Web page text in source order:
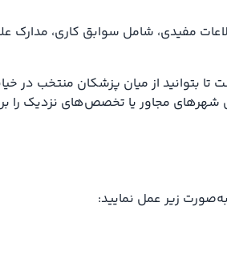
مفیدی، شامل سوابق کاری، مدارک
بتوانید از میان پزشکان منتخب در
شهرهای مجاور یا تخصص‌های نزدیک را
زیر عمل نمایید: